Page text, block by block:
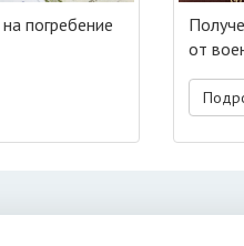
погребение
от